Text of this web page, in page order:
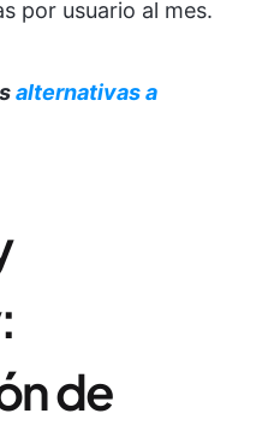
por usuario al mes.
alternativas a
de